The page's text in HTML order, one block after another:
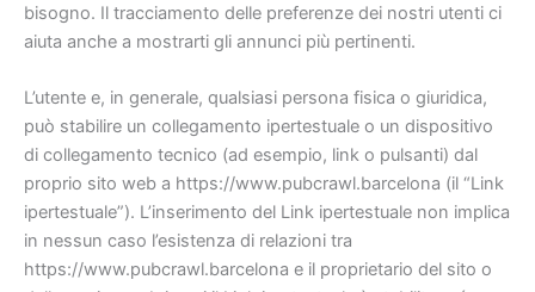
bisogno. Il tracciamento delle preferenze dei nostri utenti ci
aiuta anche a mostrarti gli annunci più pertinenti.
L’utente e, in generale, qualsiasi persona fisica o giuridica,
può stabilire un collegamento ipertestuale o un dispositivo
di collegamento tecnico (ad esempio, link o pulsanti) dal
proprio sito web a https://www.pubcrawl.barcelona (il “Link
ipertestuale”). L’inserimento del Link ipertestuale non implica
in nessun caso l’esistenza di relazioni tra
https://www.pubcrawl.barcelona e il proprietario del sito o